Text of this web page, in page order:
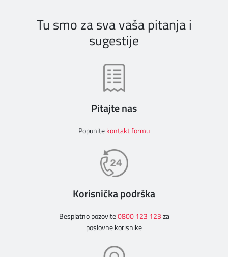
Tu smo za sva vaša pitanja i
sugestije
Pitajte nas
Popunitekontakt formu
Korisnička podrška
Besplatno pozovite0800 123 123za
poslovne korisnike